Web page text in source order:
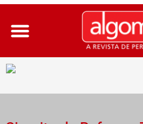
Ir
para
conteúdo